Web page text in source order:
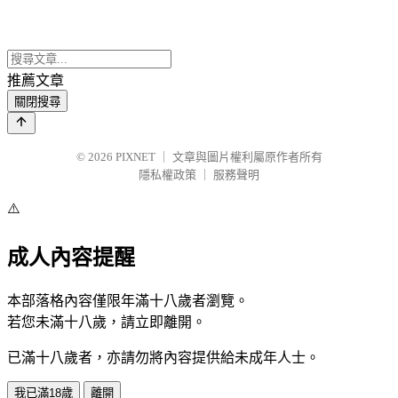
推薦文章
關閉搜尋
© 2026 PIXNET
文章與圖片權利屬原作者所有
隱私權政策
服務聲明
⚠️
成人內容提醒
本部落格內容僅限年滿十八歲者瀏覽。
若您未滿十八歲，請立即離開。
已滿十八歲者，亦請勿將內容提供給未成年人士。
我已滿18歲 離開